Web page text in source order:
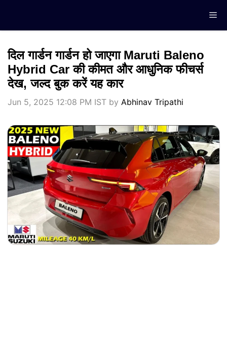
content
दिल गार्डन गार्डन हो जाएगा Maruti Baleno
Hybrid Car की कीमत और आधुनिक फीचर्स
देख, जल्द बुक करें यह कार
Jun 5, 2025 12:08 PM IST by Abhinav Tripathi